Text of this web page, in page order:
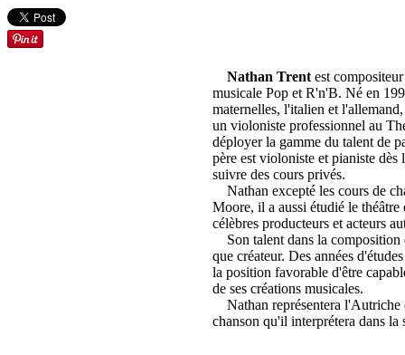
Nathan Trent est
musicale Pop et R'n'B. Né en
maternelles, l'italien et
un violoniste professionnel au
déployer la gamme du talent de
père est violoniste et pianiste
suivre des cours privés.
Nathan excepté les cours de
Moore, il a aussi étudié le
célèbres producteurs et acteurs
Son talent dans la composition
que créateur. Des années
la position favorable d'être
de ses créations musicales.
Nathan représentera l'Autriche
chanson qu'il interprétera dans